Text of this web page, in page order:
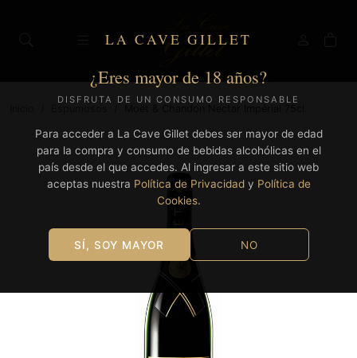
LA CAVE GILLET
¿Eres mayor de 18 años?
DISFRUTA DE UN CONSUMO RESPONSABLE
Para acceder a La Cave Gillet debes ser mayor de edad
para la compra y consumo de bebidas alcohólicas en el
país desde el que accedes. Al ingresar a este sitio web
aceptas nuestra Política de Privacidady Política de
Cookies.
SÍ, SOY MAYOR NO